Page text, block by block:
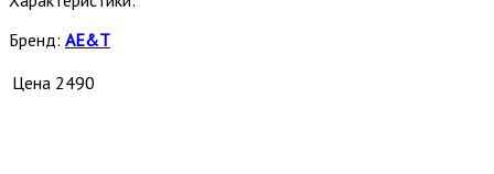
Бренд: AE&T
Цена 2490